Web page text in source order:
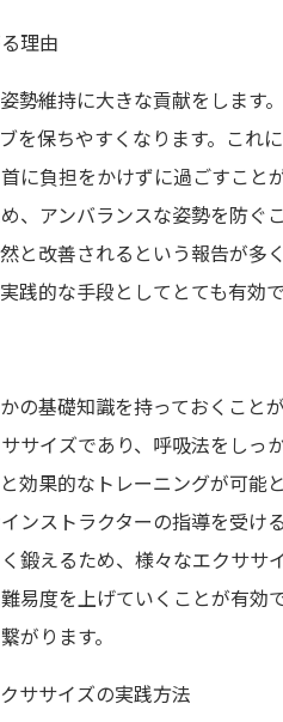
理由
勢維持に大きな貢献をします
を保ちやすくなります。これ
に負担をかけずに過ごすこと
、アンバランスな姿勢を防ぐ
と改善されるという報告が多
践的な手段としてとても有効で
の基礎知識を持っておくこと
サイズであり、呼吸法をしっ
効果的なトレーニングが可能
ンストラクターの指導を受け
鍛えるため、様々なエクササ
易度を上げていくことが有効
がります。
ササイズの実践方法